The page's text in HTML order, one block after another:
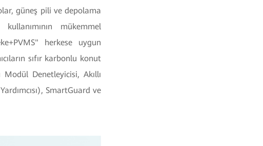
güneş pili ve depolama
mükemmel
herkese uygun
sıfır karbonlu konut
Denetleyicisi, Akıllı
SmartGuard ve